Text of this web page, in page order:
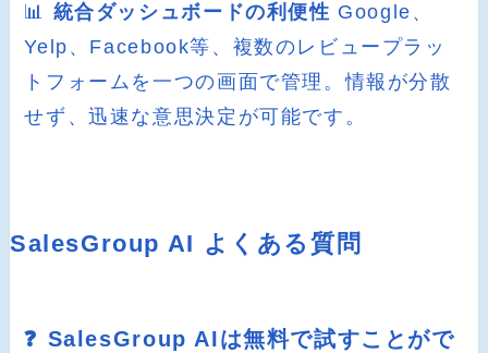
📊 統合ダッシュボードの利便性 Google、
Yelp、Facebook等、複数のレビュープラッ
トフォームを一つの画面で管理。情報が分散
せず、迅速な意思決定が可能です。
SalesGroup AI よくある質問
❓ SalesGroup AIは無料で試すことがで